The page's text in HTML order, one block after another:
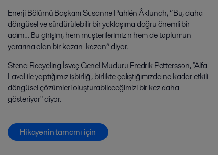
Enerji Bölümü Başkanı Susanne Pahlén Åklundh, “Bu, daha
döngüsel ve sürdürülebilir bir yaklaşıma doğru önemli bir
adım… Bu girişim, hem müşterilerimizin hem de toplumun
yararına olan bir kazan-kazan” diyor.
Stena Recycling İsveç Genel Müdürü Fredrik Pettersson, "Alfa
Laval ile yaptığımız işbirliği, birlikte çalıştığımızda ne kadar etkili
döngüsel çözümleri oluşturabileceğimizi bir kez daha
gösteriyor" diyor.
Hikayenin tamamı için